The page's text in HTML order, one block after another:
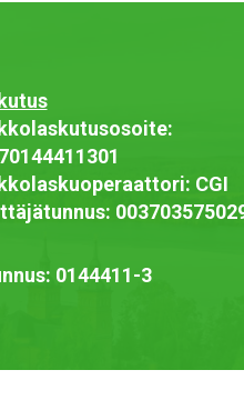
CGI
0144411-3